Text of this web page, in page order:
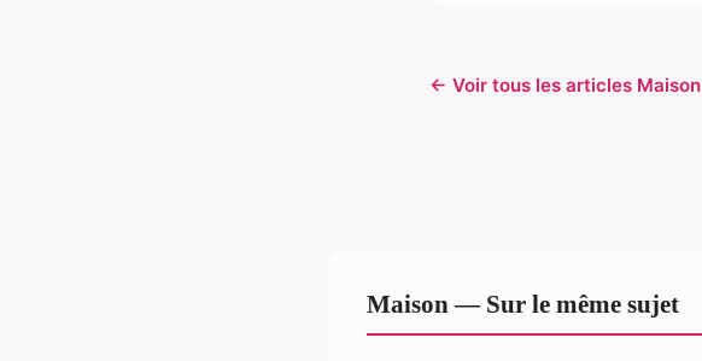
← Voir tous les articles Maison
Maison — Sur le même sujet